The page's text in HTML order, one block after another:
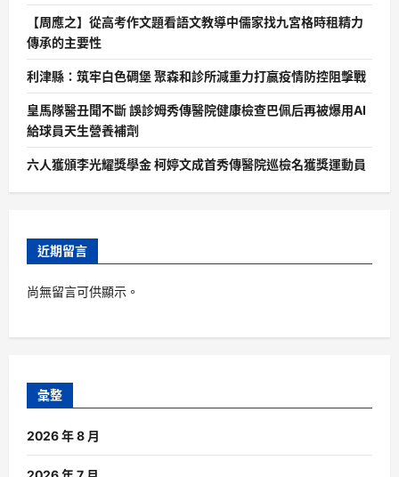
【周應之】從高考作文題看語文教導中儒家找九宮格時租精力
傳承的主要性
利津縣：筑牢白色碉堡 聚森和診所減重力打贏疫情防控阻擊戰
皇馬隊醫丑聞不斷 誤診姆秀傳醫院健康檢查巴佩后再被爆用AI
給球員天生營養補劑
六人獲頒李光耀獎學金 柯婷文成首秀傳醫院巡檢名獲獎運動員
近期留言
尚無留言可供顯示。
彙整
2026 年 8 月